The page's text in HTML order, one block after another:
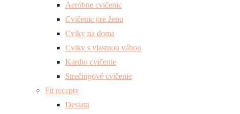
Aeróbne cvičenie
Cvičenie pre ženu
Cviky na doma
Cviky s vlastnou váhou
Kardio cvičenie
Strečingové cvičenie
Fit recepty
Desiata